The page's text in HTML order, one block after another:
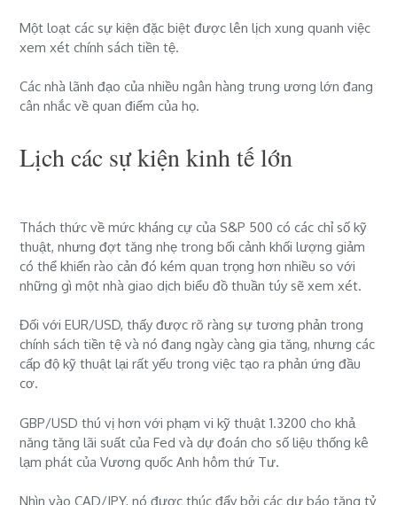
Một loạt các sự kiện đặc biệt được lên lịch xung quanh việc
xem xét chính sách tiền tệ.
Các nhà lãnh đạo của nhiều ngân hàng trung ương lớn đang
cân nhắc về quan điểm của họ.
Lịch các sự kiện kinh tế lớn
Thách thức về mức kháng cự của S&P 500 có các chỉ số kỹ
thuật, nhưng đợt tăng nhẹ trong bối cảnh khối lượng giảm
có thể khiến rào cản đó kém quan trọng hơn nhiều so với
những gì một nhà giao dịch biểu đồ thuần túy sẽ xem xét.
Đối với EUR/USD, thấy được rõ ràng sự tương phản trong
chính sách tiền tệ và nó đang ngày càng gia tăng, nhưng các
cấp độ kỹ thuật lại rất yếu trong việc tạo ra phản ứng đầu
cơ.
GBP/USD thú vị hơn với phạm vi kỹ thuật 1.3200 cho khả
năng tăng lãi suất của Fed và dự đoán cho số liệu thống kê
lạm phát của Vương quốc Anh hôm thứ Tư.
Nhìn vào CAD/JPY, nó được thúc đẩy bởi các dự báo tăng tỷ